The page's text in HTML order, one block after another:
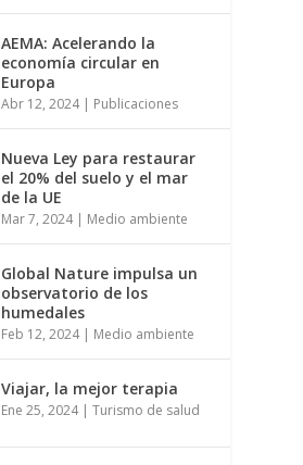
AEMA: Acelerando la
economía circular en
Europa
Abr 12, 2024| Publicaciones
Nueva Ley para restaurar
el 20% del suelo y el mar
de la UE
Mar 7, 2024| Medio ambiente
Global Nature impulsa un
observatorio de los
humedales
Feb 12, 2024| Medio ambiente
Viajar, la mejor terapia
Ene 25, 2024|Turismo de salud